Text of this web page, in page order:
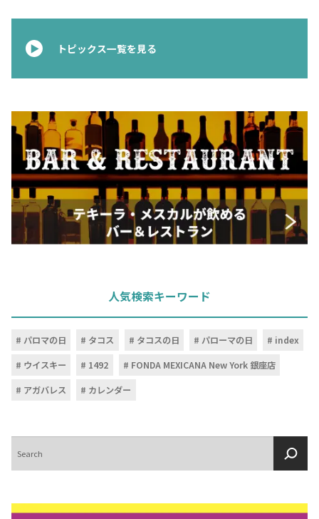
トピックス一覧を見る
人気検索キーワード
パロマの日 タコス タコスの日 パローマの日
index
ウイスキー
1492
FONDA MEXICANA New York 銀座店
アガバレス
カレンダー
索